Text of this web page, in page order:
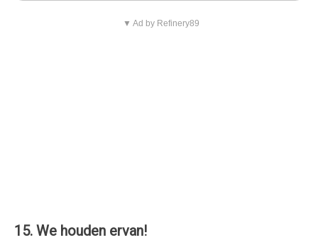
▼ Ad by Refinery89
15. We houden ervan!